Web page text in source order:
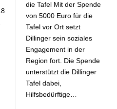
die Tafel Mit der Spende
von 5000 Euro für die
Tafel vor Ort setzt
Dillinger sein soziales
Engagement in der
Region fort. Die Spende
unterstützt die Dillinger
Tafel dabei,
Hilfsbedürftige…